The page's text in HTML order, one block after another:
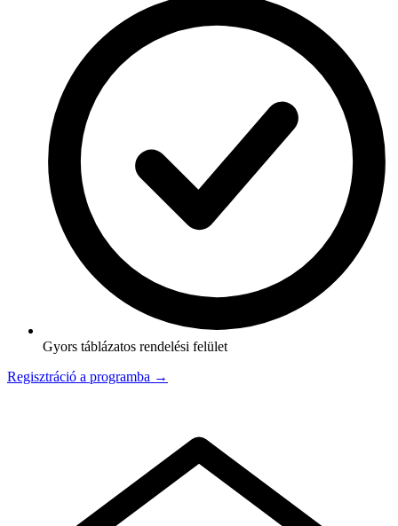
Gyors táblázatos rendelési felület
Regisztráció a programba →